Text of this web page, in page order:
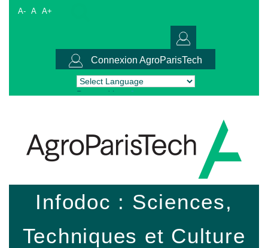
A- A A+
Connexion AgroParisTech
Powered by Translate
Infodoc : Sciences,
Techniques et Culture